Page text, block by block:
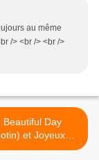
au même
/> <br /> <br />
Beautiful Day
et Joyeux
anniversaire mon blog ;o) >